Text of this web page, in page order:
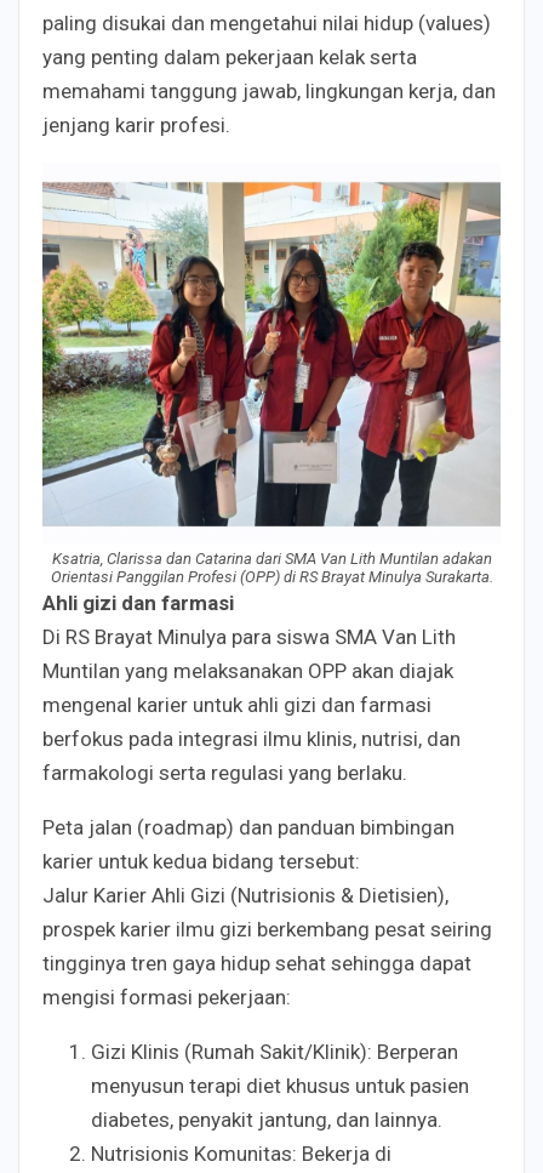
paling disukai dan mengetahui nilai hidup (values)
yang penting dalam pekerjaan kelak serta
memahami tanggung jawab, lingkungan kerja, dan
jenjang karir profesi.
Ksatria, Clarissa dan Catarina dari SMA Van Lith Muntilan adakan
Orientasi Panggilan Profesi (OPP) di RS Brayat Minulya Surakarta.
Ahli gizi dan farmasi
Di RS Brayat Minulya para siswa SMA Van Lith
Muntilan yang melaksanakan OPP akan diajak
mengenal karier untuk ahli gizi dan farmasi
berfokus pada integrasi ilmu klinis, nutrisi, dan
farmakologi serta regulasi yang berlaku.
Peta jalan (roadmap) dan panduan bimbingan
karier untuk kedua bidang tersebut:
Jalur Karier Ahli Gizi (Nutrisionis & Dietisien),
prospek karier ilmu gizi berkembang pesat seiring
tingginya tren gaya hidup sehat sehingga dapat
mengisi formasi pekerjaan:
Gizi Klinis (Rumah Sakit/Klinik): Berperan
menyusun terapi diet khusus untuk pasien
diabetes, penyakit jantung, dan lainnya.
Nutrisionis Komunitas: Bekerja di